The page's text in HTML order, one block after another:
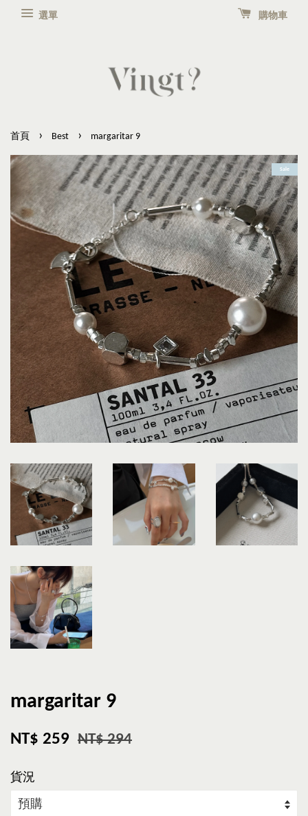
選單 購物車
首頁 › Best › margaritar 9
Sale
margaritar 9
NT$ 259 NT$ 294
貨況